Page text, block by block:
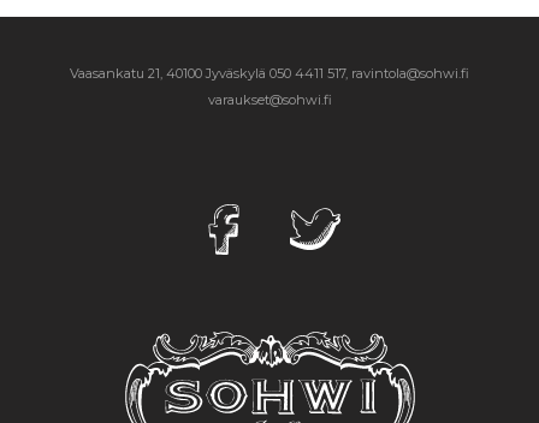
Vaasankatu 21, 40100 Jyväskylä 050 4411 517, ravintola@sohwi.fi
varaukset@sohwi.fi